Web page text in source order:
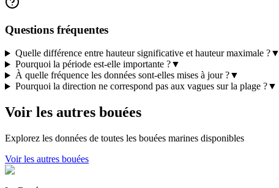
Questions fréquentes
Quelle différence entre hauteur significative et hauteur maximale ?▼
Pourquoi la période est-elle importante ?▼
À quelle fréquence les données sont-elles mises à jour ?▼
Pourquoi la direction ne correspond pas aux vagues sur la plage ?▼
Voir les autres bouées
Explorez les données de toutes les bouées marines disponibles
Voir les autres bouées